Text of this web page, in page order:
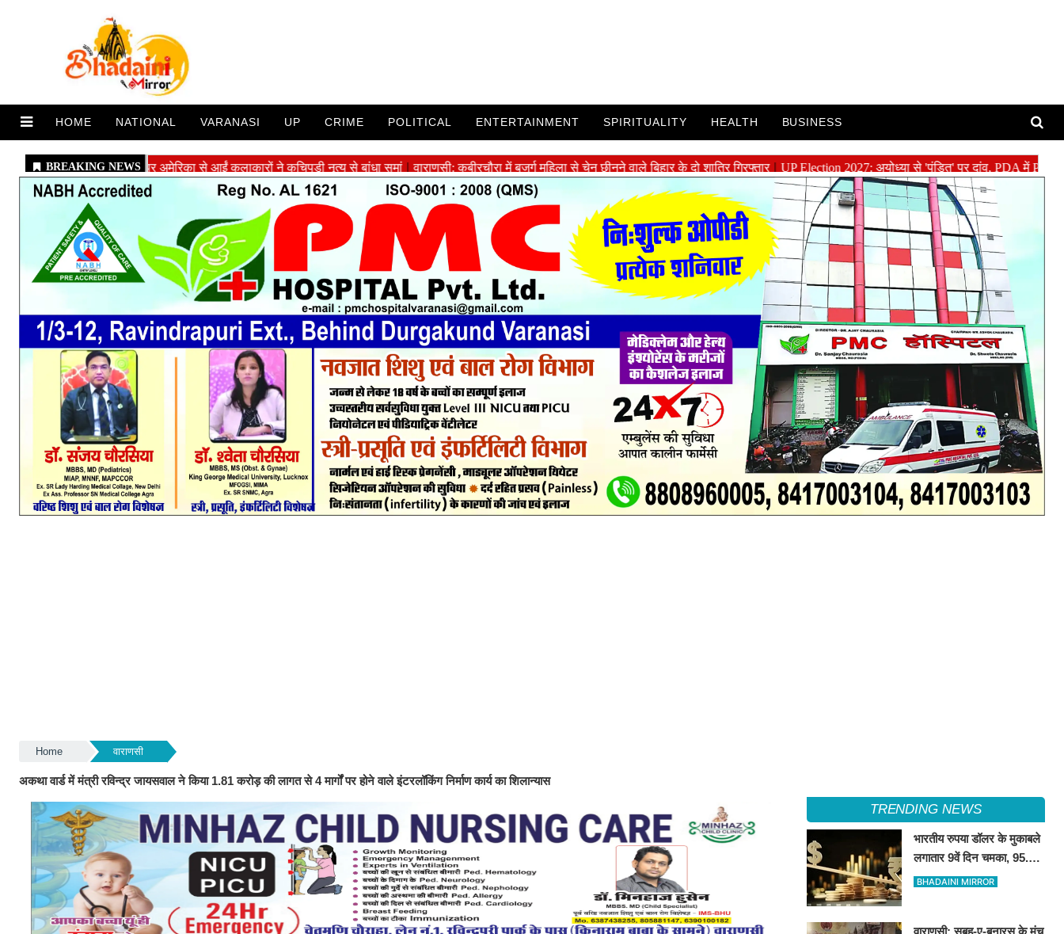
HOME NATIONAL VARANASI UP CRIME POLITICAL ENTERTAINMENT SPIRITUALITY HEALTH BUSINESS
Home वाराणसी
अकथा वार्ड में मंत्री रविन्द्र जायसवाल ने किया 1.81 करोड़ की लागत से 4 मार्गों पर होने वाले इंटरलॉकिंग निर्माण कार्य का शिलान्यास
TRENDING NEWS
भारतीय रुपया डॉलर के मुकाबले
लगातार 9वें दिन चमका, 95.08
के स्तर पर बंद; 1 साल की
BHADAINI MIRROR